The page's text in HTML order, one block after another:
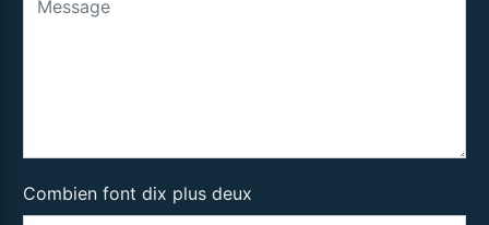
Combien font dix plus deux